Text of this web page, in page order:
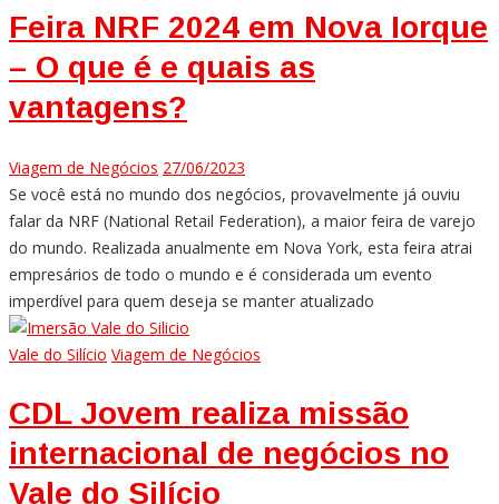
Feira NRF 2024 em Nova Iorque
– O que é e quais as
vantagens?
Viagem de Negócios 27/06/2023
Se você está no mundo dos negócios, provavelmente já ouviu
falar da NRF (National Retail Federation), a maior feira de varejo
do mundo. Realizada anualmente em Nova York, esta feira atrai
empresários de todo o mundo e é considerada um evento
imperdível para quem deseja se manter atualizado
Vale do Silício Viagem de Negócios
CDL Jovem realiza missão
internacional de negócios no
Vale do Silício